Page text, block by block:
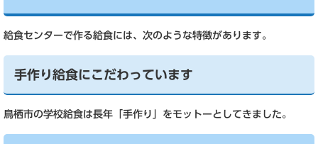
給食センターで作る給食には、次のような特徴があります。
手作り給食にこだわっています
鳥栖市の学校給食は長年「手作り」をモットーとしてきました。